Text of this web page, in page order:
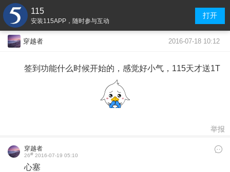
115
安装115APP，随时参与互动
打开
穿越者 2016-07-18 10:12
签到功能什么时候开始的，感觉好小气，115天才送1T
举报
穿越者
26# 2016-07-19 05:10
心塞